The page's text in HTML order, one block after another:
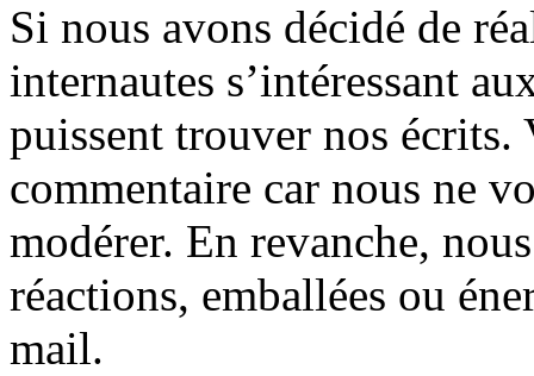
Si nous avons décidé de
internautes s’intéressant
puissent trouver nos écrits.
commentaire car nous ne
modérer. En revanche,
réactions, emballées ou
mail.